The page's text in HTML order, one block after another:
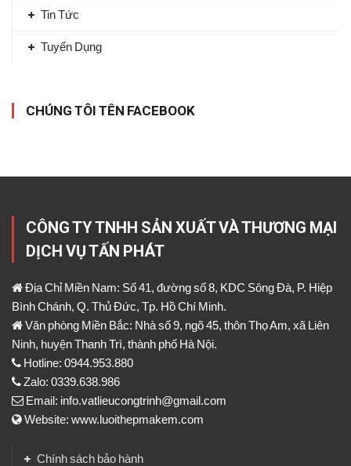
Tin Tức
Tuyển Dụng
CHÚNG TÔI TÊN FACEBOOK
CÔNG TY TNHH SẢN XUẤT VÀ THƯƠNG MẠI
DỊCH VỤ TẤN PHÁT
Địa Chỉ Miền Nam: Số 41, đường số 8, KDC Sông Đà, P. Hiệp
Bình Chánh, Q. Thủ Đức, Tp. Hồ Chí Minh.
Văn phòng Miền Bắc: Nhà số 9, ngõ 45, thôn Thọ Am, xã Liên
Ninh, huyện Thanh Trì, thành phố Hà Nội.
Hotline: 0944.953.880
Zalo: 0339.638.986
Email: info.vatlieucongtrinh@gmail.com
Website: www.luoithepmakem.com
Chính sách bảo hành